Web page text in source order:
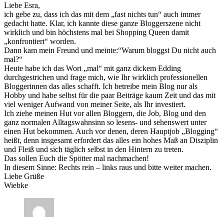
Liebe Esra,
ich gebe zu, dass ich das mit dem „fast nichts tun“ auch immer
gedacht hatte. Klar, ich kannte diese ganze Bloggerszene nicht
wirklich und bin höchstens mal bei Shopping Queen damit
„konfrontiert“ worden.
Dann kam mein Freund und meinte:“Warum bloggst Du nicht auch
mal?“
Heute habe ich das Wort „mal“ mit ganz dickem Edding
durchgestrichen und frage mich, wie Ihr wirklich professionellen
Bloggerinnen das alles schafft. Ich betreibe mein Blog nur als
Hobby und habe selbst für die paar Beiträge kaum Zeit und das mit
viel weniger Aufwand von meiner Seite, als Ihr investiert.
Ich ziehe meinen Hut vor allen Bloggern, die Job, Blog und den
ganz normalen Alltagswahnsinn so lesens- und sehenswert unter
einen Hut bekommen. Auch vor denen, deren Hauptjob „Blogging“
heißt, denn insgesamt erfordert das alles ein hohes Maß an Disziplin
und Fleiß und sich täglich selbst in den Hintern zu treten.
Das sollen Euch die Spötter mal nachmachen!
In diesem Sinne: Rechts rein – links raus und bitte weiter machen.
Liebe Grüße
Wiebke